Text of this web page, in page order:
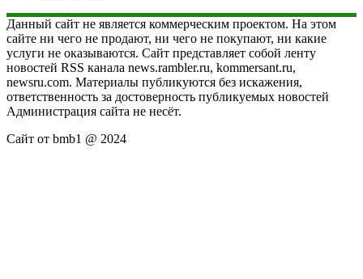
Данный сайт не является коммерческим проектом. На этом
сайте ни чего не продают, ни чего не покупают, ни какие
услуги не оказываются. Сайт представляет собой ленту
новостей RSS канала news.rambler.ru, kommersant.ru,
newsru.com. Материалы публикуются без искажения,
ответственность за достоверность публикуемых новостей
Администрация сайта не несёт.
Сайт от bmb1 @ 2024